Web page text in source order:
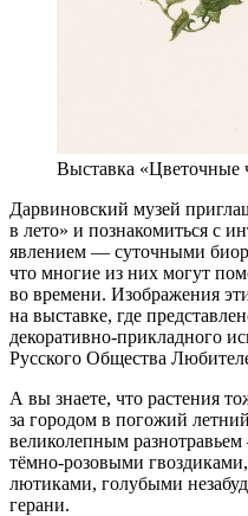
Выставка «Цветочные
Дарвиновский музей
в лето» и познакомиться с
явлением — суточными
что многие из них могут
во времени. Изображения
на выставке, где
декоративно-прикладного
Русского Общества
А вы знаете, что растения
за городом в погожий
великолепным
тёмно-розовыми
лютиками, голубыми
герани.